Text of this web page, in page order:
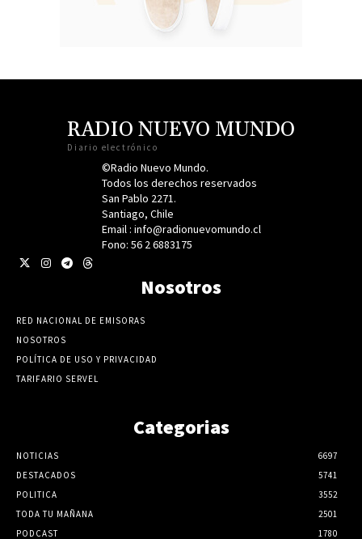
RADIO NUEVO MUNDO
Diario electrónico
©Radio Nuevo Mundo.
Todos los derechos reservados
San Pablo 2271.
Santiago, Chile
Email : info@radionuevomundo.cl
Fono: 56 2 6883175
Nosotros
RED NACIONAL DE EMISORAS
NOSOTROS
POLÍTICA DE USO Y PRIVACIDAD
TARIFARIO SERVEL
Categorias
NOTICIAS
6697
DESTACADOS
5741
POLITICA
3552
TODA TU MAÑANA
2501
PODCAST
1780